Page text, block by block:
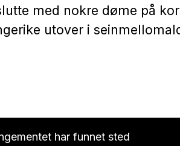
med nokre døme på
utover i
har funnet sted